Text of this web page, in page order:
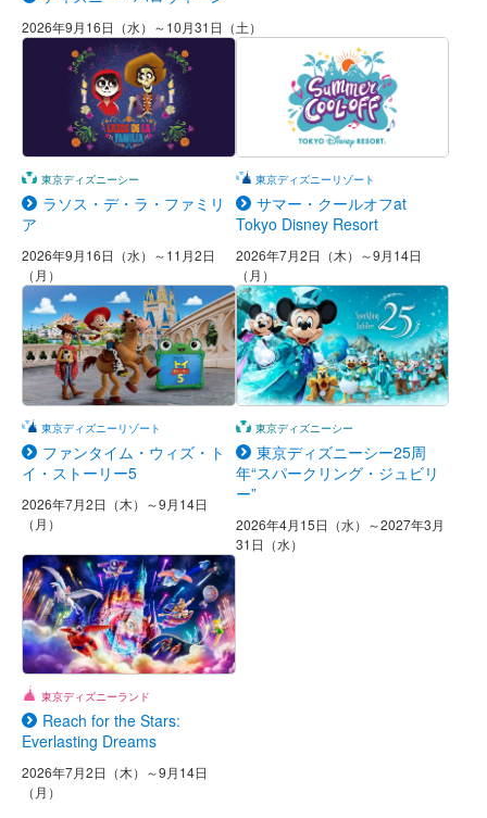
2026年9月16日（水）～10月31日（土）
東京ディズニーシー
ラソス・デ・ラ・ファミリ
ア
2026年9月16日（水）～11月2日
（月）
東京ディズニーリゾート
サマー・クールオフat
Tokyo Disney Resort
2026年7月2日（木）～9月14日
（月）
東京ディズニーリゾート
ファンタイム・ウィズ・ト
イ・ストーリー5
2026年7月2日（木）～9月14日
（月）
東京ディズニーシー
東京ディズニーシー25周
年“スパークリング・ジュビリ
ー”
2026年4月15日（水）～2027年3月
31日（水）
東京ディズニーランド
Reach for the Stars:
Everlasting Dreams
2026年7月2日（木）～9月14日
（月）